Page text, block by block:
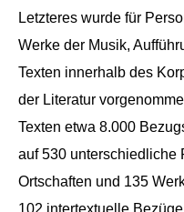
Letzteres wurde für
Werke der Musik,
Texten innerhalb des
der Literatur
Texten etwa 8.000
auf 530 unterschiedliche
Ortschaften und 135